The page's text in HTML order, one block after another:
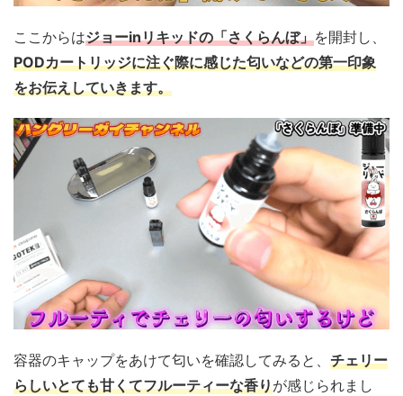
ここからはジョーinリキッドの「さくらんぼ」を開封し、
PODカートリッジに注ぐ際に感じた匂いなどの第一印象
をお伝えしていきます。
容器のキャップをあけて匂いを確認してみると、 チェリー
らしいとても甘くてフルーティーな香りが感じられまし